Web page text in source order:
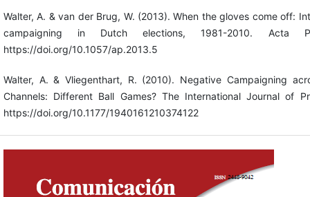
Walter, A. & van der Brug, W. (2013). When the gloves come off:
campaigning in Dutch elections, 1981-2010. Acta
https://doi.org/10.1057/ap.2013.5
Walter, A. & Vliegenthart, R. (2010). Negative Campaigning
Channels: Different Ball Games? The International Journal of
https://doi.org/10.1177/1940161210374122